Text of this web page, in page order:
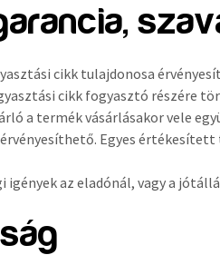
cikk tulajdonosa
cikk fogyasztó részére
a termék vásárlásakor vele
Egyes
igények az eladónál, vagy a